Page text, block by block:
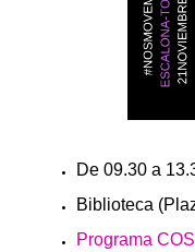
De 09.30 a
Biblioteca
Programa